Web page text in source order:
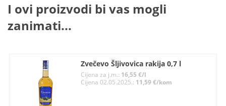
I ovi proizvodi bi vas mogli
zanimati...
Zvečevo Šljivovica rakija 0,7 l
Cijena za j.m.: 16,55 €/l
Cijena 02.05.2025.: 11,59 €/kom